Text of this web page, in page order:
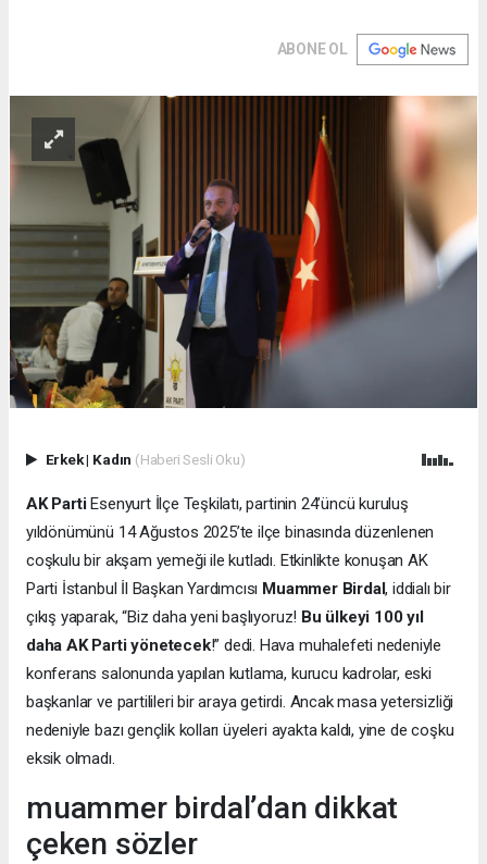
ABONE OL
Erkek| Kadın (Haberi Sesli Oku)
AK PartiEsenyurt İlçe Teşkilatı, partinin 24’üncü kuruluş
yıldönümünü 14 Ağustos 2025’te ilçe binasında düzenlenen
coşkulu bir akşam yemeği ile kutladı. Etkinlikte konuşan AK
Parti İstanbul İl Başkan Yardımcısı Muammer Birdal, iddialı bir
çıkış yaparak, “Biz daha yeni başlıyoruz! Bu ülkeyi 100 yıl
daha AK Parti yönetecek!” dedi. Hava muhalefeti nedeniyle
konferans salonunda yapılan kutlama, kurucu kadrolar, eski
başkanlar ve partilileri bir araya getirdi. Ancak masa yetersizliği
nedeniyle bazı gençlik kolları üyeleri ayakta kaldı, yine de coşku
eksik olmadı.
muammer birdal’dan dikkat
çeken sözler